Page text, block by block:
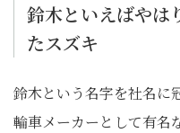
鈴木といえばやは
たスズキ
鈴木という名字を社名に
輪車メーカーとして有名